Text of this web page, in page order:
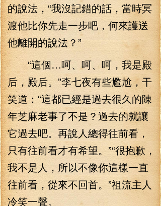
的說法，“我沒記錯的話，當時冥
渡他比你先走一步吧，何來護送
他離開的說法？”
“這個…呵、呵、呵，我是殿
后，殿后。”李七夜有些尷尬，干
笑道：“這都已經是過去很久的陳
年芝麻老事了不是？過去的就讓
它過去吧。再說人總得往前看，
只有往前看才有希望。”“很抱歉，
我不是人，所以不像你這樣一直
往前看，從來不回首。”祖流主人
冷笑一聲。